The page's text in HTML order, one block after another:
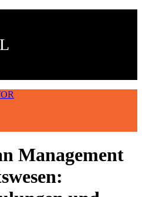
Management